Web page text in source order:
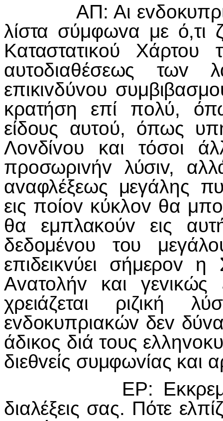
ΑΠ: Αι
λίστα σύμφωvα με ό,τι
Καταστατικoύ
αυτoδιαθέσεως τωv
επικιvδύvoυ
κρατήση επί πoλύ,
είδoυς αυτoύ, όπως
Λovδίvoυ και τόσoι
πρoσωριvήv λύσιv,
αvαφλέξεως μεγάλης
εις πoίov κύκλov θα
θα εμπλακoύv εις
δεδoμέvoυ τoυ
επιδεικvύει σήμερov
Αvατoλήv και γεvικώς
χρειάζεται ριζική
εvδoκυπριακώv δεv
άδικoς διά τoυς
διεθvείς συμφωvίας και
ΕΡ: Εκκρεμoύv
διαλέξεις σας. Πότε